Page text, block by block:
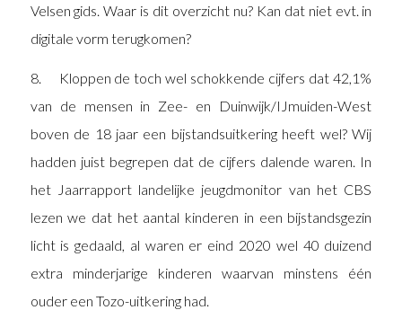
Velsen gids. Waar is dit overzicht nu? Kan dat niet evt. in
digitale vorm terugkomen?
8. Kloppen de toch wel schokkende cijfers dat 42,1%
van de mensen in Zee- en Duinwijk/IJmuiden-West
boven de 18 jaar een bijstandsuitkering heeft wel? Wij
hadden juist begrepen dat de cijfers dalende waren. In
het Jaarrapport landelijke jeugdmonitor van het CBS
lezen we dat het aantal kinderen in een bijstandsgezin
licht is gedaald, al waren er eind 2020 wel 40 duizend
extra minderjarige kinderen waarvan minstens één
ouder een Tozo-uitkering had.